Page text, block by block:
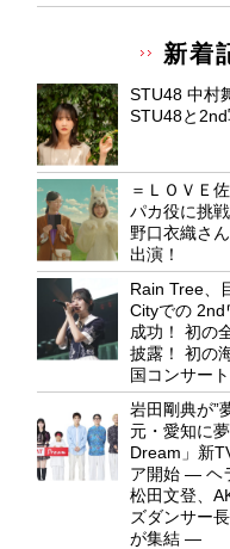
新着
STU48 中村
STU48と2nd
＝ＬＯＶＥ
パカ役に挑
野口衣織さ
出演！
Rain Tree、
Cityでの
成功！ 初の
披露！ 初の
国コンサー
岩田剛典が”
元・愛知に
Dream」新
ア開始 ― ヘ
松田文登、
ズダンサー
が集結 ―